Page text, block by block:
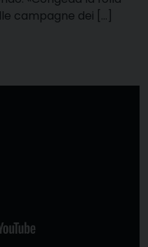
campagne dei […]